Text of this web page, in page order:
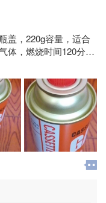
盖，220g容量，适合
体，燃烧时间120分
乐朋友如有需要可以